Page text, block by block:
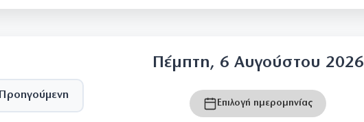
Προηγούμενη
Πέμπτη, 6 Αυγούστου 2026
Επιλογή ημερομηνίας